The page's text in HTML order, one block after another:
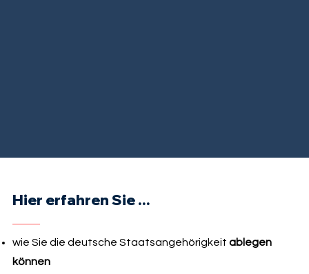
Hier erfahren Sie ...
wie Sie die deutsche Staatsangehörigkeit ablegen
können